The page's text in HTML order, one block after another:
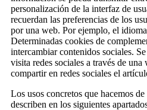
personalización de la interfaz de
recuerdan las preferencias de los
por una web. Por ejemplo, el
Determinadas cookies de
intercambiar contenidos sociales.
visita redes sociales a través de
compartir en redes sociales el
Los usos concretos que hacemos de
describen en los siguientes